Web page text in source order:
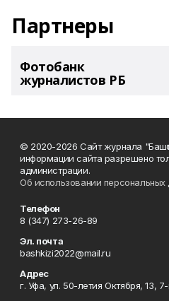
Партнеры
Фотобанк
журналистов РБ
© 2020-2026 Сайт журнала
информации сайта разрешено
администрации.
Об использовании персональных
Телефон
8 (347) 273-26-89
Эл. почта
bashkizi2022@mail.ru
Адрес
г. Уфа, ул. 50-летия Октября, 13,